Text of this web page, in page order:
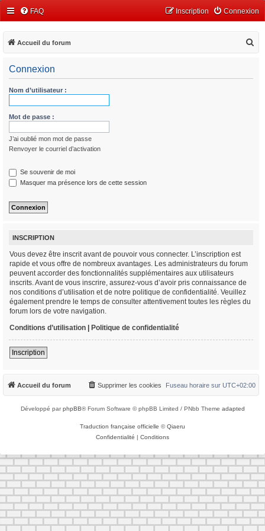
FAQ Connexion
Inscription
Accueil du forum
Connexion
Nom d’utilisateur :
Mot de passe :
J’ai oublié mon mot de passe
Renvoyer le courriel d’activation
Se souvenir de moi
Masquer ma présence lors de cette session
INSCRIPTION
Vous devez être inscrit avant de pouvoir vous connecter. L’inscription est
rapide et vous offre de nombreux avantages. Les administrateurs du forum
peuvent accorder des fonctionnalités supplémentaires aux utilisateurs
inscrits. Avant de vous inscrire, assurez-vous d’avoir pris connaissance de
nos conditions d’utilisation et de notre politique de confidentialité. Veuillez
également prendre le temps de consulter attentivement toutes les règles du
forum lors de votre navigation.
Conditions d’utilisation | Politique de confidentialité
Inscription
Accueil du forum Fuseau horaire sur UTC+02:00
Supprimer les cookies
Développé parphpBB® Forum Software © phpBB Limited / PNbb Theme adapted
Traduction française officielle ©Qiaeru
Confidentialité | Conditions